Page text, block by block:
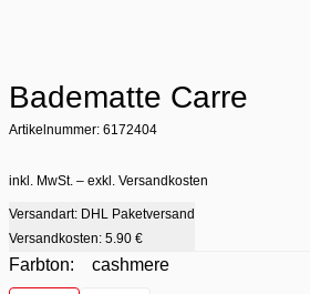
Badematte Carre
Artikelnummer: 6172404
inkl. MwSt. – exkl. Versandkosten
Versandart: DHL Paketversand
Versandkosten: 5.90 €
Farbton:
cashmere